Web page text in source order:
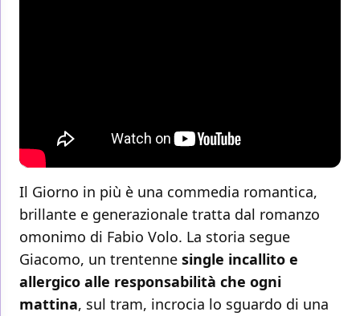
Il Giorno in più è una commedia romantica,
brillante e generazionale tratta dal romanzo
omonimo di Fabio Volo. La storia segue
Giacomo, un trentenne single incallito e
allergico alle responsabilità che ogni
mattina, sul tram, incrocia lo sguardo di una